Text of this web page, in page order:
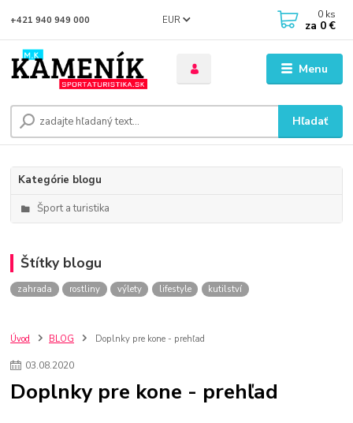
Menu
EUR
Hľadať
+421 940 949 000 0 ks
za 0 €
Kategórie blogu
Šport a turistika
Štítky blogu
zahrada rostliny výlety lifestyle kutilství
Úvod BLOG Doplnky pre kone - prehľad
03.08.2020
Doplnky pre kone - prehľad